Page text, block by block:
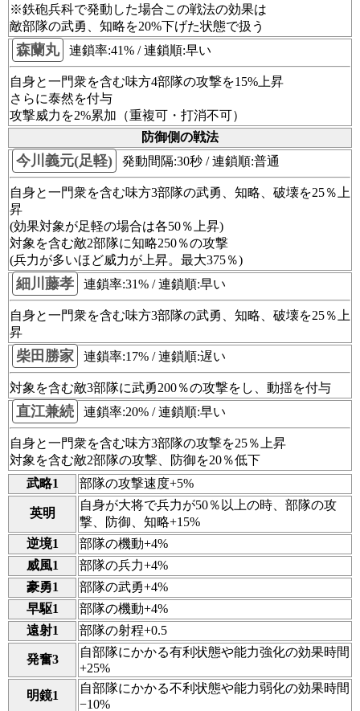
※鉄砲兵科で発動した場合この戦法の効果は
敵部隊の武勇、知略を20%下げた状態で扱う
森蘭丸 連鎖率:41% / 連鎖順:早い
自身と一門衆を含む味方4部隊の攻撃を15%上昇
さらに泰然を付与
攻撃威力を2%累加（重複可・打消不可）
防御側の戦法
今川義元(足軽) 発動間隔:30秒 / 連鎖順:普通
自身と一門衆を含む味方3部隊の武勇、知略、破壊を25％上
昇
(効果対象が足軽の場合は各50％上昇)
対象を含む敵2部隊に知略250％の攻撃
(兵力が多いほど威力が上昇。最大375％)
細川藤孝 連鎖率:31% / 連鎖順:早い
自身と一門衆を含む味方3部隊の武勇、知略、破壊を25％上
昇
柴田勝家 連鎖率:17% / 連鎖順:遅い
対象を含む敵3部隊に武勇200％の攻撃をし、動揺を付与
直江兼続 連鎖率:20% / 連鎖順:早い
自身と一門衆を含む味方3部隊の攻撃を25％上昇
対象を含む敵2部隊の攻撃、防御を20％低下
武略1
部隊の攻撃速度+5%
英明
自身が大将で兵力が50％以上の時、部隊の攻
撃、防御、知略+15%
逆境1
部隊の機動+4%
威風1
部隊の兵力+4%
豪勇1
部隊の武勇+4%
早駆1
部隊の機動+4%
遠射1
部隊の射程+0.5
発奮3
自部隊にかかる有利状態や能力強化の効果時間
+25%
明鏡1
自部隊にかかる不利状態や能力弱化の効果時間
−10%